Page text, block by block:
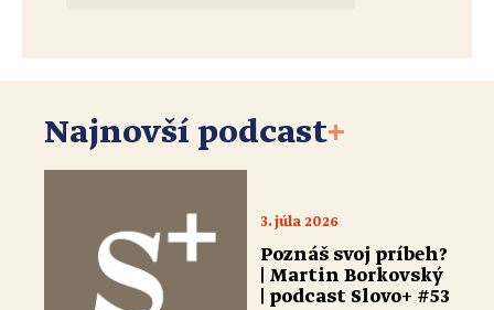
Najnovší podcast+
3. júla 2026
Poznáš svoj príbeh?
| Martin Borkovský
| podcast Slovo+ #53